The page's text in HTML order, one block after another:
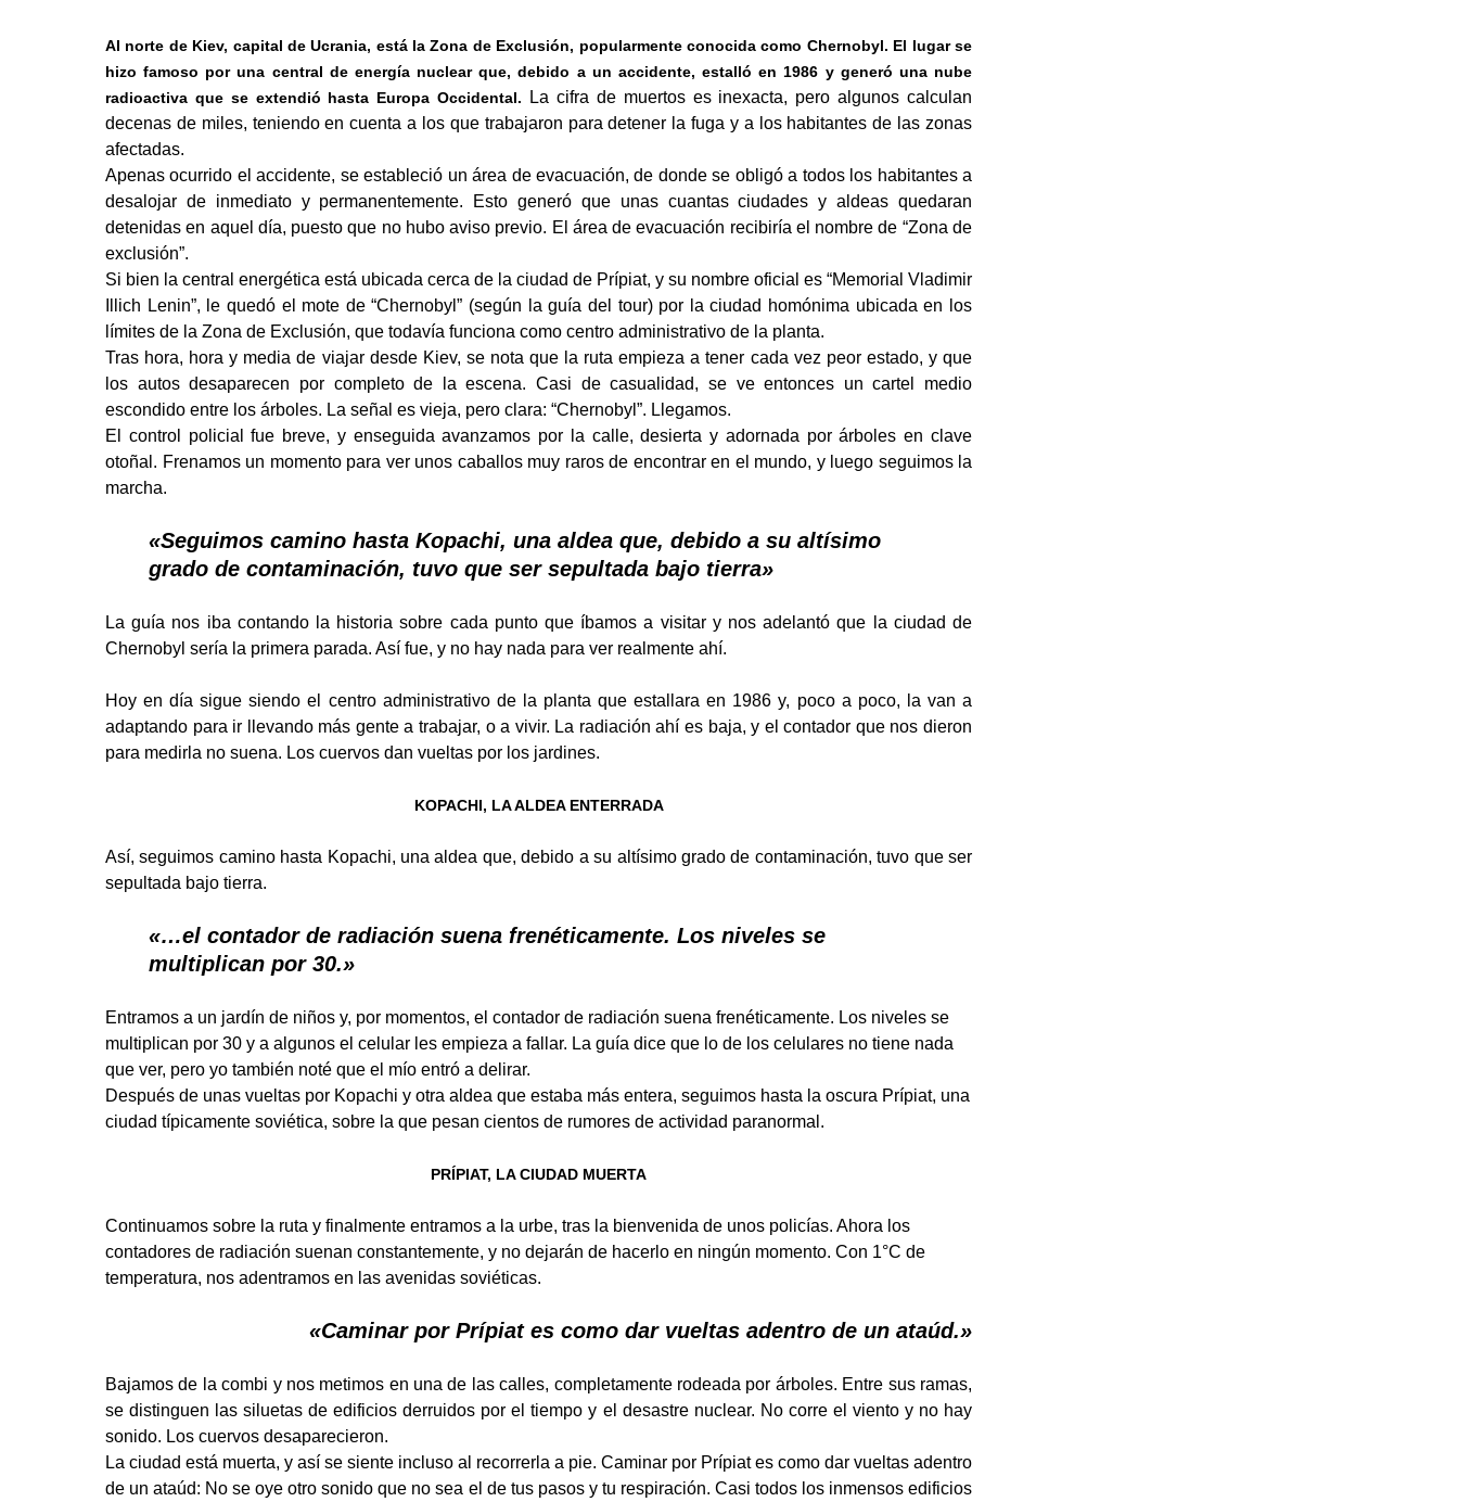
Al norte de Kiev, capital de Ucrania, está la Zona de Exclusión, popularmente conocida como Chernobyl. El lugar se
hizo famoso por una central de energía nuclear que, debido a un accidente, estalló en 1986 y generó una nube
radioactiva que se extendió hasta Europa Occidental.
La cifra de muertos es inexacta, pero algunos calculan
decenas de miles, teniendo en cuenta a los que trabajaron para detener la fuga y a los habitantes de las zonas
afectadas.
Apenas ocurrido el accidente, se estableció un área de evacuación, de donde se obligó a todos los habitantes a
desalojar de inmediato y permanentemente. Esto generó que unas cuantas ciudades y aldeas quedaran
detenidas en aquel día, puesto que no hubo aviso previo. El área de evacuación recibiría el nombre de “Zona de
exclusión”.
Si bien la central energética está ubicada cerca de la ciudad de Prípiat, y su nombre oficial es “Memorial Vladimir
Illich Lenin”, le quedó el mote de “Chernobyl” (según la guía del tour) por la ciudad homónima ubicada en los
límites de la Zona de Exclusión, que todavía funciona como centro administrativo de la planta.
Tras hora, hora y media de viajar desde Kiev, se nota que la ruta empieza a tener cada vez peor estado, y que
los autos desaparecen por completo de la escena. Casi de casualidad, se ve entonces un cartel medio
escondido entre los árboles. La señal es vieja, pero clara: “Chernobyl”. Llegamos.
El control policial fue breve, y enseguida avanzamos por la calle, desierta y adornada por árboles en clave
otoñal. Frenamos un momento para ver unos caballos muy raros de encontrar en el mundo, y luego seguimos la
marcha.
«Seguimos camino hasta Kopachi, una aldea que, debido a su altísimo
grado de contaminación, tuvo que ser sepultada bajo tierra»
La guía nos iba contando la historia sobre cada punto que íbamos a visitar y nos adelantó que la ciudad de
Chernobyl sería la primera parada. Así fue, y no hay nada para ver realmente ahí.
Hoy en día sigue siendo el centro administrativo de la planta que estallara en 1986 y, poco a poco, la van a
adaptando para ir llevando más gente a trabajar, o a vivir. La radiación ahí es baja, y el contador que nos dieron
para medirla no suena. Los cuervos dan vueltas por los jardines.
KOPACHI, LA ALDEA ENTERRADA
Así, seguimos camino hasta Kopachi, una aldea que, debido a su altísimo grado de contaminación, tuvo que ser
sepultada bajo tierra.
«…el contador de radiación suena frenéticamente. Los niveles se
multiplican por 30.»
Entramos a un jardín de niños y, por momentos, el contador de radiación suena frenéticamente. Los niveles se
multiplican por 30 y a algunos el celular les empieza a fallar. La guía dice que lo de los celulares no tiene nada
que ver, pero yo también noté que el mío entró a delirar.
Después de unas vueltas por Kopachi y otra aldea que estaba más entera, seguimos hasta la oscura Prípiat, una
ciudad típicamente soviética, sobre la que pesan cientos de rumores de actividad paranormal.
PRÍPIAT, LA CIUDAD MUERTA
Continuamos sobre la ruta y finalmente entramos a la urbe, tras la bienvenida de unos policías. Ahora los
contadores de radiación suenan constantemente, y no dejarán de hacerlo en ningún momento. Con 1°C de
temperatura, nos adentramos en las avenidas soviéticas.
«Caminar por Prípiat es como dar vueltas adentro de un ataúd.»
Bajamos de la combi y nos metimos en una de las calles, completamente rodeada por árboles. Entre sus ramas,
se distinguen las siluetas de edificios derruidos por el tiempo y el desastre nuclear. No corre el viento y no hay
sonido. Los cuervos desaparecieron.
La ciudad está muerta, y así se siente incluso al recorrerla a pie. Caminar por Prípiat es como dar vueltas adentro
de un ataúd: No se oye otro sonido que no sea el de tus pasos y tu respiración. Casi todos los inmensos edificios